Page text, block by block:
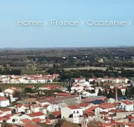
Home France Occitanie